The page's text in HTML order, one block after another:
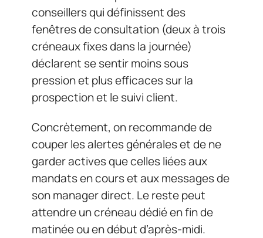
conseillers qui définissent des
fenêtres de consultation (deux à trois
créneaux fixes dans la journée)
déclarent se sentir moins sous
pression et plus efficaces sur la
prospection et le suivi client.
Concrètement, on recommande de
couper les alertes générales et de ne
garder actives que celles liées aux
mandats en cours et aux messages de
son manager direct. Le reste peut
attendre un créneau dédié en fin de
matinée ou en début d’après-midi.